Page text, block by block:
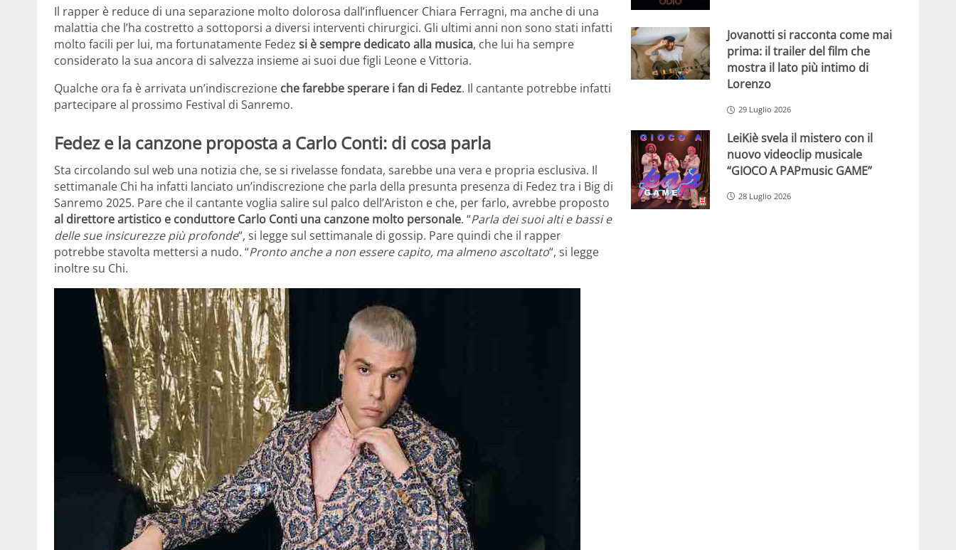
Il rapper è reduce di una separazione molto dolorosa dall’influencer Chiara Ferragni, ma anche di una
malattia che l’ha costretto a sottoporsi a diversi interventi chirurgici. Gli ultimi anni non sono stati infatti
molto facili per lui, ma fortunatamente Fedez si è sempre dedicato alla musica, che lui ha sempre
considerato la sua ancora di salvezza insieme ai suoi due figli Leone e Vittoria.
Qualche ora fa è arrivata un’indiscrezione che farebbe sperare i fan di Fedez. Il cantante potrebbe infatti
partecipare al prossimo Festival di Sanremo.
Fedez e la canzone proposta a Carlo Conti: di cosa parla
Sta circolando sul web una notizia che, se si rivelasse fondata, sarebbe una vera e propria esclusiva. Il
settimanale Chi ha infatti lanciato un’indiscrezione che parla della presunta presenza di Fedez tra i Big di
Sanremo 2025. Pare che il cantante voglia salire sul palco dell’Ariston e che, per farlo, avrebbe proposto
al direttore artistico e conduttore Carlo Conti una canzone molto personale. “Parla dei suoi alti e bassi e
delle sue insicurezze più profonde“, si legge sul settimanale di gossip. Pare quindi che il rapper
potrebbe stavolta mettersi a nudo. “Pronto anche a non essere capito, ma almeno ascoltato“, si legge
inoltre su Chi.
Jovanotti si racconta come mai
prima: il trailer del film che
mostra il lato più intimo di
Lorenzo
29 Luglio 2026
LeiKiè svela il mistero con il
nuovo videoclip musicale
“GIOCO A PAPmusic GAME”
28 Luglio 2026